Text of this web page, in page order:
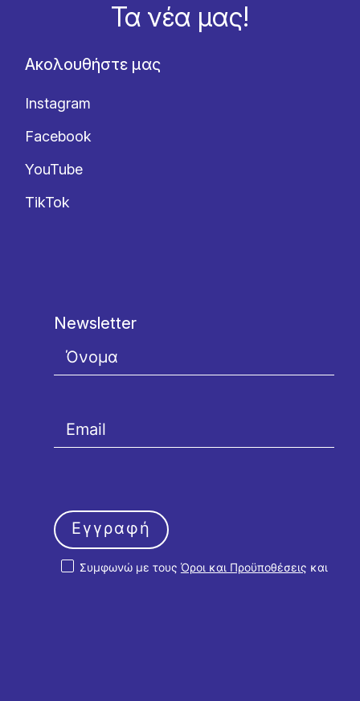
Τα νέα μας!
Ακολουθήστε μας
Instagram
Facebook
YouTube
TikTok
Newsletter
Συμφωνώ με τους Όροι και Προϋποθέσεις και
Εγγραφή